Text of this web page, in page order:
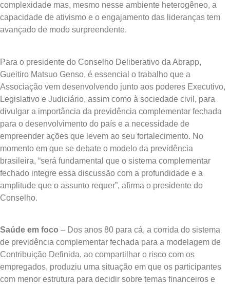
complexidade mas, mesmo nesse ambiente heterogêneo, a
capacidade de ativismo e o engajamento das lideranças tem
avançado de modo surpreendente.
Para o presidente do Conselho Deliberativo da Abrapp,
Gueitiro Matsuo Genso, é essencial o trabalho que a
Associação vem desenvolvendo junto aos poderes Executivo,
Legislativo e Judiciário, assim como à sociedade civil, para
divulgar a importância da previdência complementar fechada
para o desenvolvimento do país e a necessidade de
empreender ações que levem ao seu fortalecimento. No
momento em que se debate o modelo da previdência
brasileira, “será fundamental que o sistema complementar
fechado integre essa discussão com a profundidade e a
amplitude que o assunto requer”, afirma o presidente do
Conselho.
Saúde em foco – Dos anos 80 para cá, a corrida do sistema
de previdência complementar fechada para a modelagem de
Contribuição Definida, ao compartilhar o risco com os
empregados, produziu uma situação em que os participantes
com menor estrutura para decidir sobre temas financeiros e